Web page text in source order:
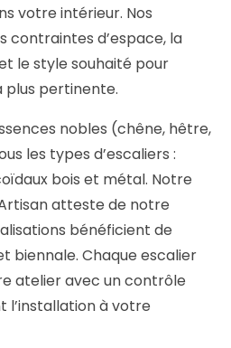
votre intérieur. Nos
contraintes d’espace, la
le style souhaité pour
plus pertinente.
nobles (chêne, hêtre,
les types d’escaliers :
bois et métal. Notre
atteste de notre
bénéficient de
biennale. Chaque escalier
atelier avec un contrôle
l’installation à votre